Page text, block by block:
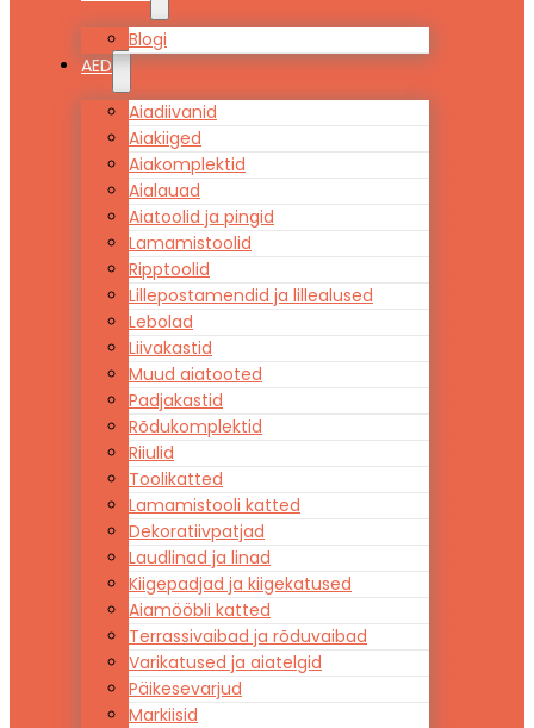
Blogi
AED
Aiadiivanid
Aiakiiged
Aiakomplektid
Aialauad
Aiatoolid ja pingid
Lamamistoolid
Ripptoolid
Lillepostamendid ja lillealused
Lebolad
Liivakastid
Muud aiatooted
Padjakastid
Rõdukomplektid
Riiulid
Toolikatted
Lamamistooli katted
Dekoratiivpatjad
Laudlinad ja linad
Kiigepadjad ja kiigekatused
Aiamööbli katted
Terrassivaibad ja rõduvaibad
Varikatused ja aiatelgid
Päikesevarjud
Markiisid